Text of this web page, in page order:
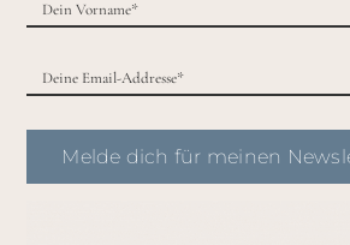
Melde dich für meinen